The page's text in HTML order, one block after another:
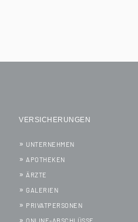
VERSICHERUNGEN
UNTERNEHMEN
APOTHEKEN
ÄRZTE
GALERIEN
PRIVATPERSONEN
ONLINE-ABSCHLÜSSE